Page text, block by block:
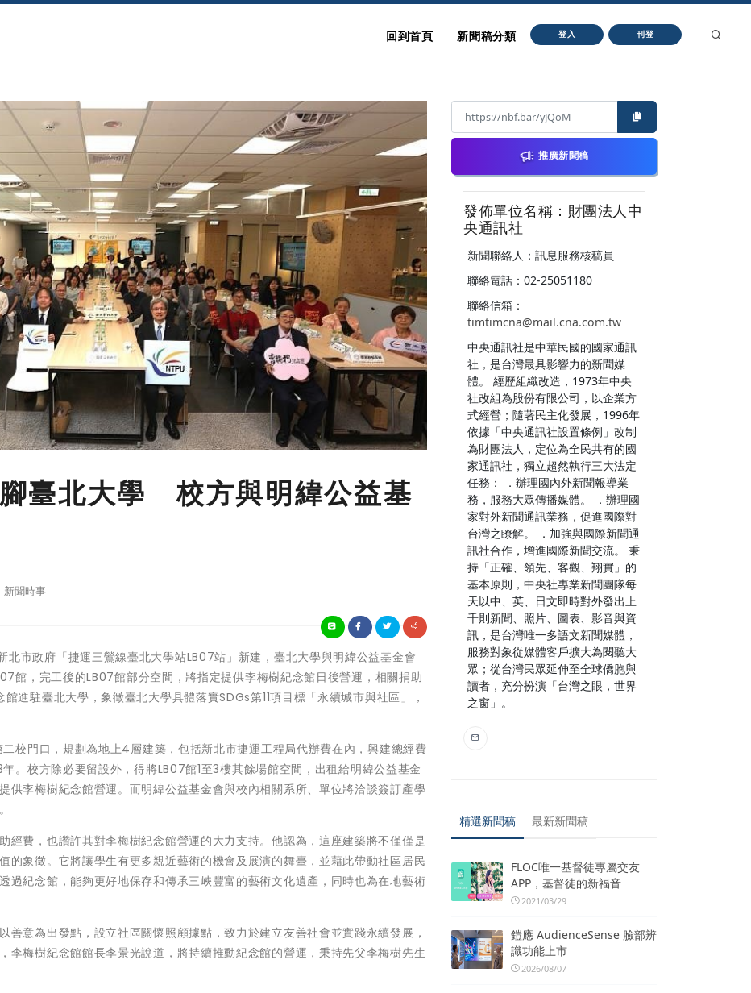
回到首頁 新聞稿分類 登入 刊登
臺北大學 校方與明緯公益基
新聞時事
市政府「捷運三鶯線臺北大學站LB07站」新建，臺北大學與明緯公益基金會
館，完工後的LB07館部分空間，將指定提供李梅樹紀念館日後營運，相關捐助
進駐臺北大學，象徵臺北大學具體落實SDGs第11項目標「永續城市與社區」，
校門口，規劃為地上4層建築，包括新北市捷運工程局代辦費在內，興建總經費
。校方除必要留設外，得將LB07館1至3樓其餘場館空間，出租給明緯公益基金
供李梅樹紀念館營運。而明緯公益基金會與校內相關系所、單位將洽談簽訂產學
經費，也讚許其對李梅樹紀念館營運的大力支持。他認為，這座建築將不僅僅是
的象徵。它將讓學生有更多親近藝術的機會及展演的舞臺，並藉此帶動社區居民
過紀念館，能夠更好地保存和傳承三峽豐富的藝術文化遺產，同時也為在地藝術
善意為出發點，設立社區關懷照顧據點，致力於建立友善社會並實踐永續發展，
李梅樹紀念館館長李景光說道，將持續推動紀念館的營運，秉持先父李梅樹先生
推廣新聞稿
發佈單位名稱：財團法人中
央通訊社
新聞聯絡人：訊息服務核稿員
聯絡電話：02-25051180
聯絡信箱：
timtimcna@mail.cna.com.tw
中央通訊社是中華民國的國家通訊
社，是台灣最具影響力的新聞媒
體。 經歷組織改造，1973年中央
社改組為股份有限公司，以企業方
式經營；隨著民主化發展，1996年
依據「中央通訊社設置條例」改制
為財團法人，定位為全民共有的國
家通訊社，獨立超然執行三大法定
任務： ．辦理國內外新聞報導業
務，服務大眾傳播媒體。 ．辦理國
家對外新聞通訊業務，促進國際對
台灣之瞭解。 ．加強與國際新聞通
訊社合作，增進國際新聞交流。 秉
持「正確、領先、客觀、翔實」的
基本原則，中央社專業新聞團隊每
天以中、英、日文即時對外發出上
千則新聞、照片、圖表、影音與資
訊，是台灣唯一多語文新聞媒體，
服務對象從媒體客戶擴大為閱聽大
眾；從台灣民眾延伸至全球僑胞與
讀者，充分扮演「台灣之眼，世界
之窗」。
精選新聞稿 最新新聞稿
FLOC唯一基督徒專屬交友
APP，基督徒的新福音
2021/03/29
鎧應 AudienceSense 臉部辨
識功能上市
2026/08/07